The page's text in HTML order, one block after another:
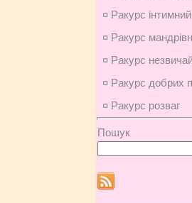
¤ Ракурс інтимний
¤ Ракурс
¤ Ракурс
¤ Ракурс добрих
¤ Ракурс розваг
Пошук